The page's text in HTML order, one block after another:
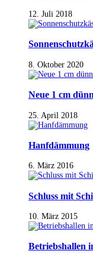
12. Juli 2018
8. Oktober 2020
Neue 1 cm
25. April 2018
Hanfdämmung
6. März 2016
Schluss mit
10. März 2015
Betriebshallen